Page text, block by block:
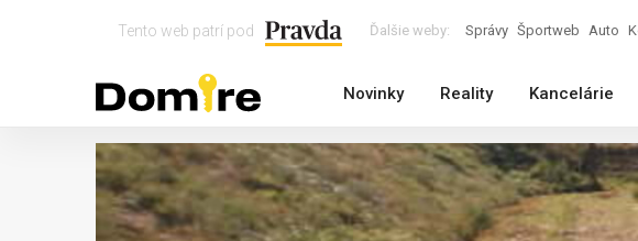
Tento web patrí pod Ďalšie weby: Správy Športweb Auto
Novinky Reality Kancelárie